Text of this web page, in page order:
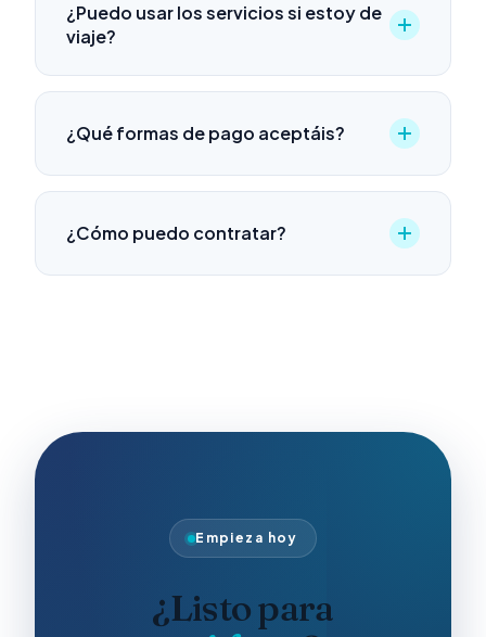
¿Puedo usar los servicios si estoy de
viaje?
¿Qué formas de pago aceptáis?
¿Cómo puedo contratar?
Empieza hoy
¿Listo para